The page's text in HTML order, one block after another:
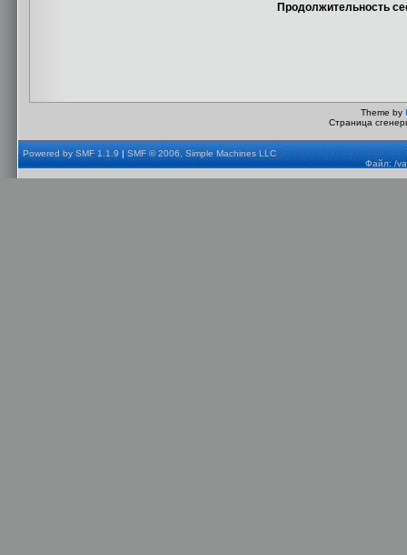
Продолжительность
Theme by
Страница
Powered by SMF 1.1.9|SMF © 2006, Simple Machines LLC
Файл: /